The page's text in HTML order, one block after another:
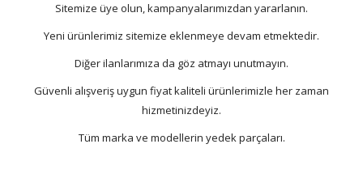
Sitemize üye olun, kampanyalarımızdan yararlanın.
Yeni ürünlerimiz sitemize eklenmeye devam etmektedir.
Diğer ilanlarımıza da göz atmayı unutmayın.
Güvenli alışveriş uygun fiyat kaliteli ürünlerimizle her zaman
hizmetinizdeyiz.
Tüm marka ve modellerin yedek parçaları.